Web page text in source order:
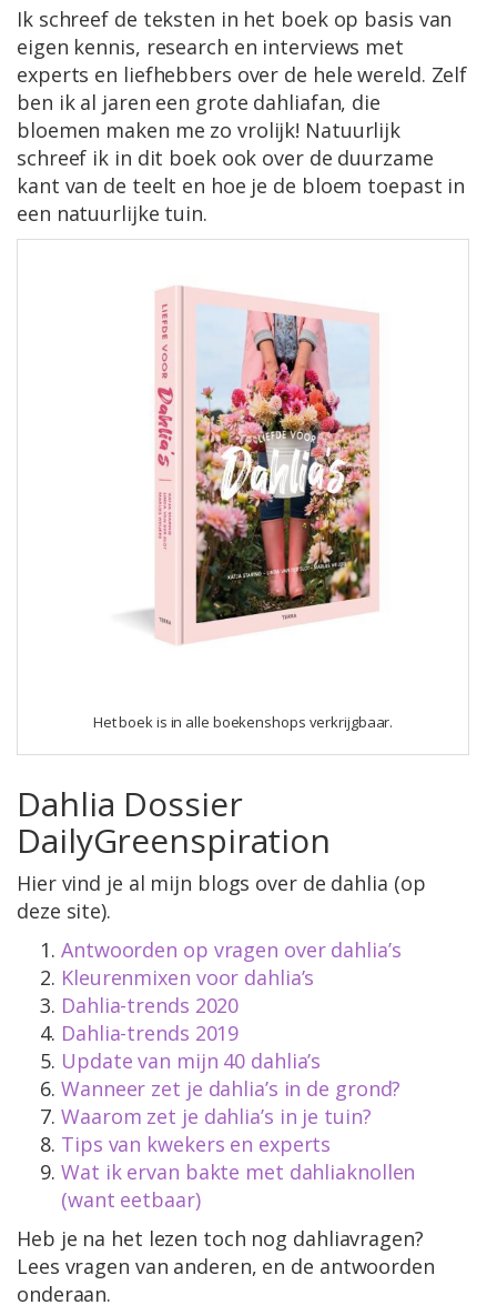
Ik schreef de teksten in het boek op basis van
eigen kennis, research en interviews met
experts en liefhebbers over de hele wereld. Zelf
ben ik al jaren een grote dahliafan, die
bloemen maken me zo vrolijk! Natuurlijk
schreef ik in dit boek ook over de duurzame
kant van de teelt en hoe je de bloem toepast in
een natuurlijke tuin.
Het boek is in alle boekenshops verkrijgbaar.
Dahlia Dossier
DailyGreenspiration
Hier vind je al mijn blogs over de dahlia (op
deze site).
Antwoorden op vragen over dahlia’s
Kleurenmixen voor dahlia’s
Dahlia-trends 2020
Dahlia-trends 2019
Update van mijn 40 dahlia’s
Wanneer zet je dahlia’s in de grond?
Waarom zet je dahlia’s in je tuin?
Tips van kwekers en experts
Wat ik ervan bakte met dahliaknollen
(want eetbaar)
Heb je na het lezen toch nog dahliavragen?
Lees vragen van anderen, en de antwoorden
onderaan.